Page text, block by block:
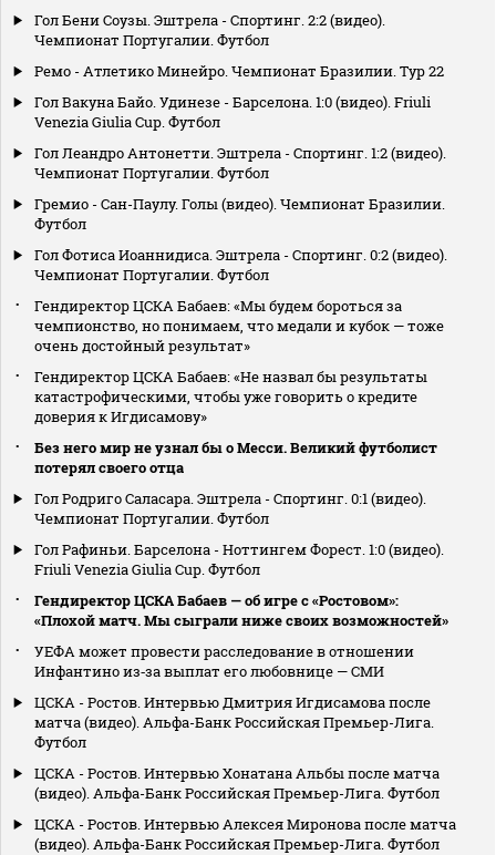
Гол Бени Соузы. Эштрела - Спортинг. 2:2 (видео).
Чемпионат Португалии. Футбол
Ремо - Атлетико Минейро. Чемпионат Бразилии. Тур 22
Гол Вакуна Байо. Удинезе - Барселона. 1:0 (видео). Friuli
Venezia Giulia Cup. Футбол
Гол Леандро Антонетти. Эштрела - Спортинг. 1:2 (видео).
Чемпионат Португалии. Футбол
Гремио - Сан-Паулу. Голы (видео). Чемпионат Бразилии.
Футбол
Гол Фотиса Иоаннидиса. Эштрела - Спортинг. 0:2 (видео).
Чемпионат Португалии. Футбол
Гендиректор ЦСКА Бабаев: «Мы будем бороться за
чемпионство, но понимаем, что медали и кубок — тоже
очень достойный результат»
Гендиректор ЦСКА Бабаев: «Не назвал бы результаты
катастрофическими, чтобы уже говорить о кредите
доверия к Игдисамову»
Без него мир не узнал бы о Месси. Великий футболист
потерял своего отца
Гол Родриго Саласара. Эштрела - Спортинг. 0:1 (видео).
Чемпионат Португалии. Футбол
Гол Рафиньи. Барселона - Ноттингем Форест. 1:0 (видео).
Friuli Venezia Giulia Cup. Футбол
Гендиректор ЦСКА Бабаев — об игре с «Ростовом»:
«Плохой матч. Мы сыграли ниже своих возможностей»
УЕФА может провести расследование в отношении
Инфантино из‑за выплат его любовнице — СМИ
ЦСКА - Ростов. Интервью Дмитрия Игдисамова после
матча (видео). Альфа-Банк Российская Премьер-Лига.
Футбол
ЦСКА - Ростов. Интервью Хонатана Альбы после матча
(видео). Альфа-Банк Российская Премьер-Лига. Футбол
ЦСКА - Ростов. Интервью Алексея Миронова после матча
(видео). Альфа-Банк Российская Премьер-Лига. Футбол